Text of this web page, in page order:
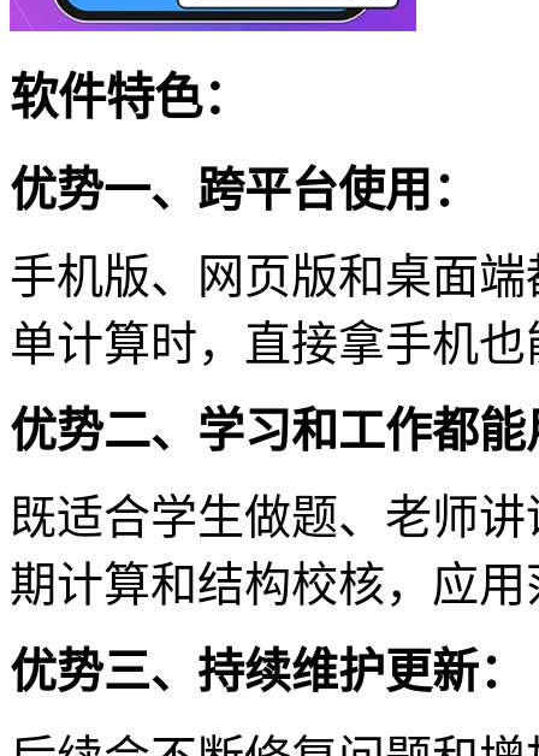
软件特色：
优势一、跨平台使用：
手机版、网页版和桌面
单计算时，直接拿手机
优势二、学习和工作都能
既适合学生做题、老师
期计算和结构校核，应
优势三、持续维护更新：